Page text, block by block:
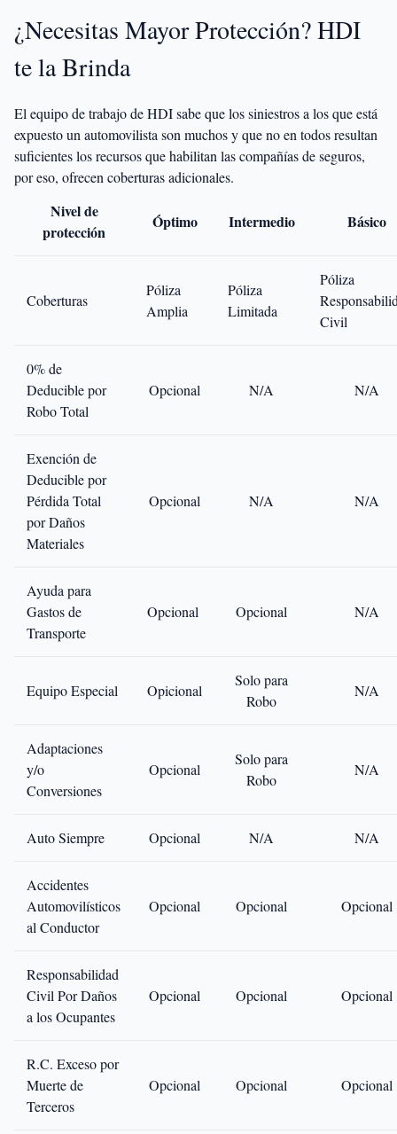
¿Necesitas Mayor Protección? HDI
te la Brinda
El equipo de trabajo de HDI sabe que los siniestros a los que está
expuesto un automovilista son muchos y que no en todos resultan
suficientes los recursos que habilitan las compañías de seguros,
por eso, ofrecen coberturas adicionales.
Nivel de
protección
Óptimo Intermedio Básico
Coberturas
Póliza
Amplia
Póliza
Limitada
Póliza
Civil
0% de
Deducible por
Robo Total
Opcional N/A N/A
Exención de
Deducible por
Pérdida Total
por Daños
Materiales
Opcional N/A N/A
Ayuda para
Gastos de
Transporte
Opcional Opcional N/A
Equipo Especial Opicional
Solo para
Robo
N/A
Adaptaciones
y/o
Conversiones
Opcional
Solo para
Robo
N/A
Auto Siempre Opcional N/A N/A
Accidentes
Automovilísticos
al Conductor
Opcional Opcional Opcional
Responsabilidad
Civil Por Daños
a los Ocupantes
Opcional Opcional Opcional
R.C. Exceso por
Muerte de
Terceros
Opcional Opcional Opcional